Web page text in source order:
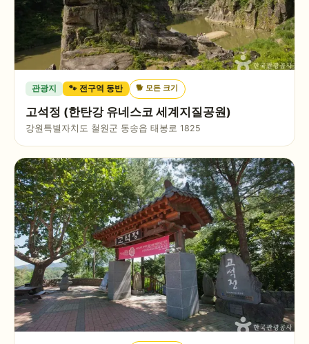
관광지 🐾 전구역 동반 🐕모든 크기
고석정 (한탄강 유네스코 세계지질공원)
강원특별자치도 철원군 동송읍 태봉로 1825